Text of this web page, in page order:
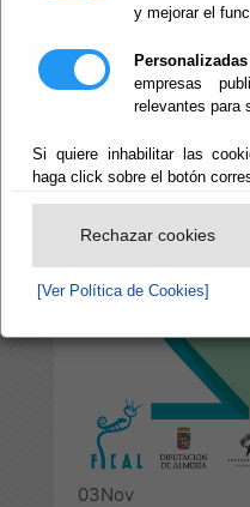
y mejorar el
Personalizadas
empresas
relevantes para
Si quiere inhabilitar las
haga click sobre el botón
Rechazar cookies
[Ver Política de Cookies]
Escuchar
03Nov